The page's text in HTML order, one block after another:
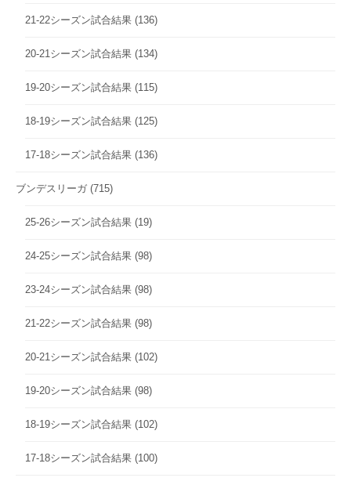
21-22シーズン試合結果 (136)
20-21シーズン試合結果 (134)
19-20シーズン試合結果 (115)
18-19シーズン試合結果 (125)
17-18シーズン試合結果 (136)
ブンデスリーガ (715)
25-26シーズン試合結果 (19)
24-25シーズン試合結果 (98)
23-24シーズン試合結果 (98)
21-22シーズン試合結果 (98)
20-21シーズン試合結果 (102)
19-20シーズン試合結果 (98)
18-19シーズン試合結果 (102)
17-18シーズン試合結果 (100)